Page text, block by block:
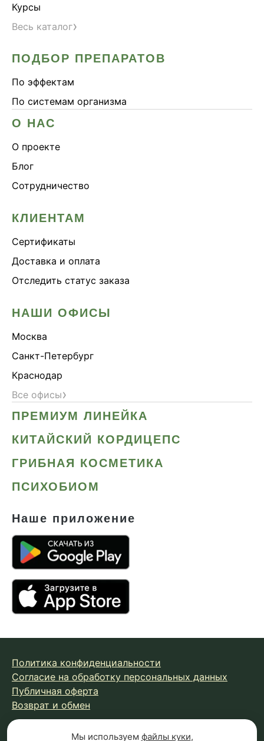
Курсы
Весь каталог›
ПОДБОР ПРЕПАРАТОВ
По эффектам
По системам организма
О НАС
О проекте
Блог
Сотрудничество
КЛИЕНТАМ
Сертификаты
Доставка и оплата
Отследить статус заказа
НАШИ ОФИСЫ
Москва
Санкт-Петербург
Краснодар
Все офисы›
ПРЕМИУМ ЛИНЕЙКА
КИТАЙСКИЙ КОРДИЦЕПС
ГРИБНАЯ КОСМЕТИКА
ПСИХОБИОМ
Наше приложение
Политика конфиденциальности
Согласие на обработку персональных данных
Публичная оферта
Возврат и обмен
Мы используем файлы куки,